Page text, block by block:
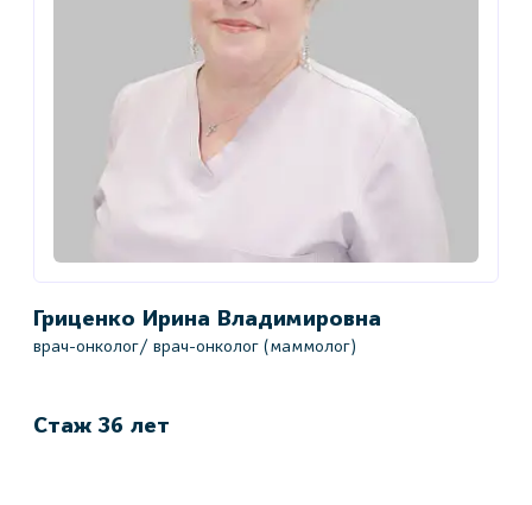
Гриценко Ирина Владимировна
врач-онколог/ врач-онколог (маммолог)
Стаж 36 лет